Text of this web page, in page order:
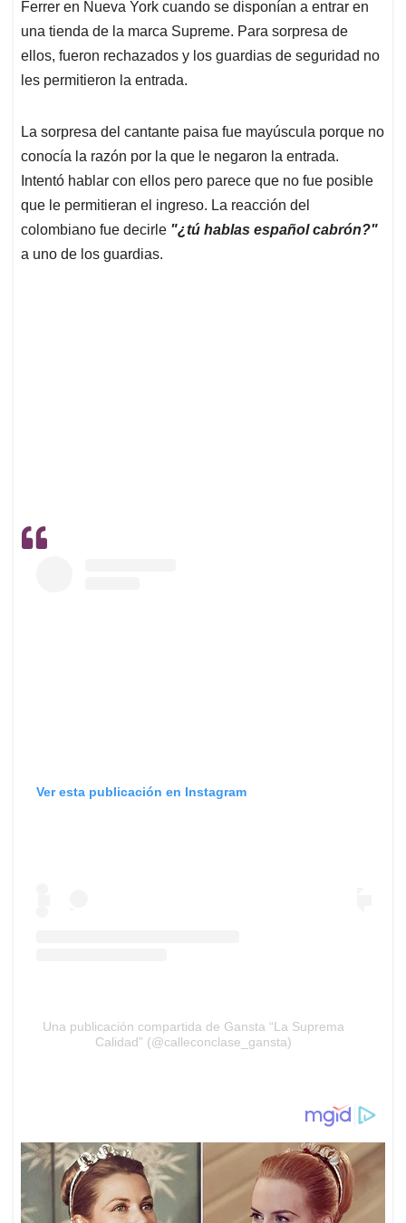
A
p
p
o
o
k
d
I
n
d
s
Ferrer en Nueva York cuando se disponían a entrar en
una tienda de la marca Supreme. Para sorpresa de
ellos, fueron rechazados y los guardias de seguridad no
les permitieron la entrada.
La sorpresa del cantante paisa fue mayúscula porque no
conocía la razón por la que le negaron la entrada.
Intentó hablar con ellos pero parece que no fue posible
que le permitieran el ingreso. La reacción del
colombiano fue decirle "¿tú hablas español cabrón?"
a uno de los guardias.
Ver esta publicación en Instagram
Una publicación compartida de Gansta “La Suprema
Calidad” (@calleconclase_gansta)